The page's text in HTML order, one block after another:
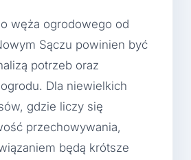
węża ogrodowego od
Sączu powinien być
potrzeb oraz
Dla niewielkich
gdzie liczy się
przechowywania,
będą krótsze